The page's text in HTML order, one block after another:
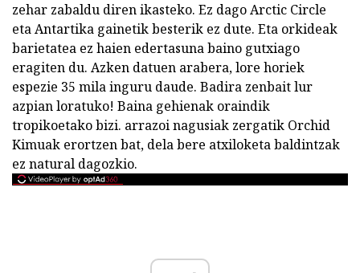
zehar zabaldu diren ikasteko. Ez dago Arctic Circle
eta Antartika gainetik besterik ez dute. Eta orkideak
barietatea ez haien edertasuna baino gutxiago
eragiten du. Azken datuen arabera, lore horiek
espezie 35 mila inguru daude. Badira zenbait lur
azpian loratuko! Baina gehienak oraindik
tropikoetako bizi. arrazoi nagusiak zergatik Orchid
Kimuak erortzen bat, dela bere atxiloketa baldintzak
ez natural dagozkio.